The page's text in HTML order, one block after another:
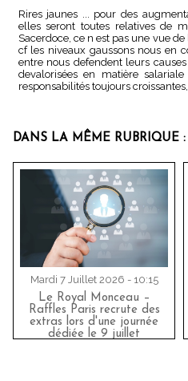
Rires jaunes ... pour des
elles seront toutes relatives de
Sacerdoce, ce n est pas une vue
cf les niveaux gaussons nous en
entre nous defendent leurs
devalorisées en matière
responsabilités toujours
DANS LA MÊME RUBRIQUE :
Mardi 7 Juillet 2026 - 10:15
Le Royal Monceau –
Raffles Paris recrute des
extras lors d'une journée
dédiée le 9 juillet